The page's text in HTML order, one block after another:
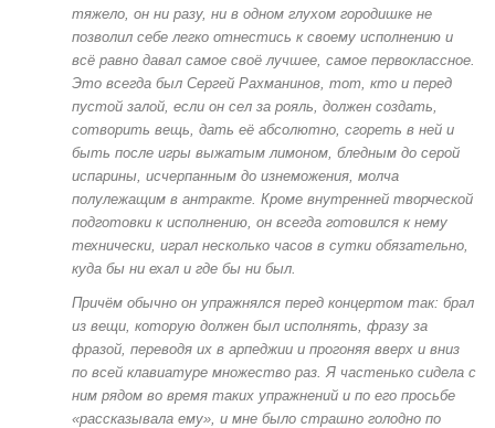
тяжело, он ни разу, ни в одном глухом городишке не
позволил себе легко отнестись к своему исполнению и
всё равно давал самое своё лучшее, самое первоклассное.
Это всегда был Сергей Рахманинов, тот, кто и перед
пустой залой, если он сел за рояль, должен создать,
сотворить вещь, дать её абсолютно, сгореть в ней и
быть после игры выжатым лимоном, бледным до серой
испарины, исчерпанным до изнеможения, молча
полулежащим в антракте. Кроме внутренней творческой
подготовки к исполнению, он всегда готовился к нему
технически, играл несколько часов в сутки обязательно,
куда бы ни ехал и где бы ни был.
Причём обычно он упражнялся перед концертом так: брал
из вещи, которую должен был исполнять, фразу за
фразой, переводя их в арпеджии и прогоняя вверх и вниз
по всей клавиатуре множество раз. Я частенько сидела с
ним рядом во время таких упражнений и по его просьбе
«рассказывала ему», и мне было страшно голодно по